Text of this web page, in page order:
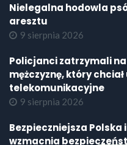
Nielegalna hodowla
aresztu
9 sierpnia 2026
Policjanci zatrzymali
mężczyznę, który
telekomunikacyjne
9 sierpnia 2026
Bezpieczniejsza Polska
wzmacnia